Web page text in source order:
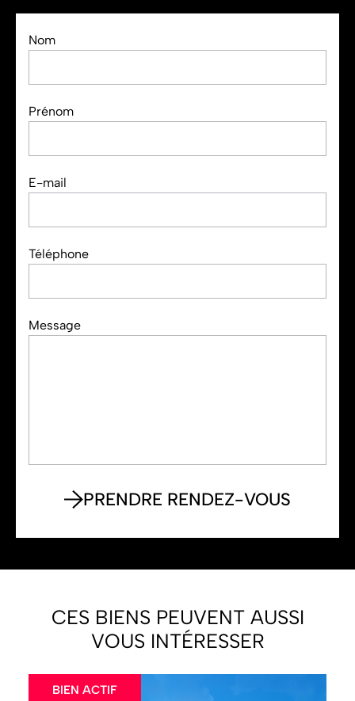
Nom
Prénom
E-mail
Téléphone
Message
CES BIENS PEUVENT AUSSI
VOUS INTÉRESSER
BIEN ACTIF